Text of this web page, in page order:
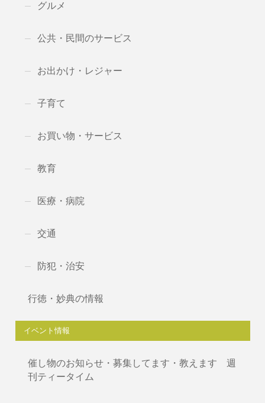
グルメ
公共・民間のサービス
お出かけ・レジャー
子育て
お買い物・サービス
教育
医療・病院
交通
防犯・治安
行徳・妙典の情報
イベント情報
催し物のお知らせ・募集してます・教えます 週
刊ティータイム